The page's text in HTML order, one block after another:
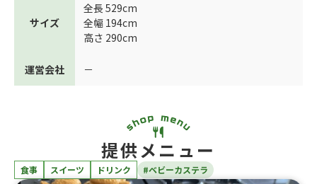
サイズ
全長 529cm
全幅 194cm
高さ 290cm
運営会社 －
提供メニュー
食事 スイーツ ドリンク #ベビーカステラ